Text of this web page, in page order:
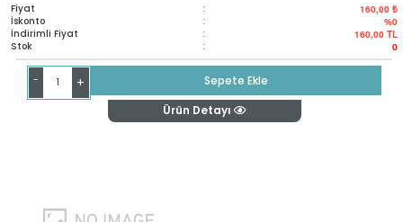
Fiyat : 160,00 ₺
İskonto : %0
İndirimli Fiyat : 160,00 TL
Stok : 0
- +
Sepete Ekle
Ürün Detayı